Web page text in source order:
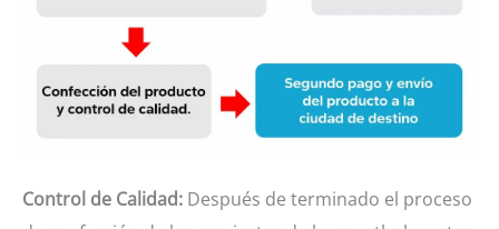
Control de Calidad: Después de terminado el proceso